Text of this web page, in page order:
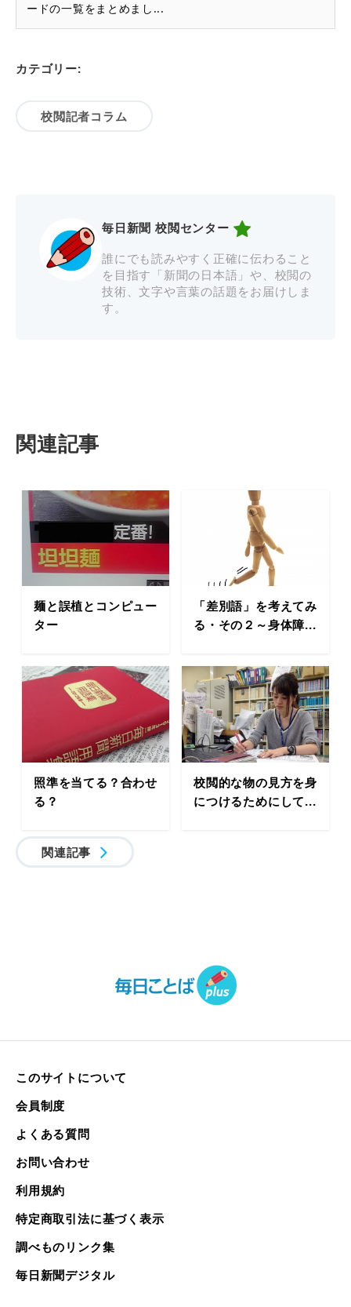
ードの一覧をまとめまし...
カテゴリー:
校閲記者コラム
毎日新聞 校閲センター
誰にでも読みやすく正確に伝わること
を目指す「新聞の日本語」や、校閲の
技術、文字や言葉の話題をお届けしま
す。
関連記事
麺と誤植とコンピュー
ター
「差別語」を考えてみ
る・その２～身体障...
照準を当てる？合わせ
る？
校閲的な物の見方を身
につけるためにして...
関連記事
このサイトについて
会員制度
よくある質問
お問い合わせ
利用規約
特定商取引法に基づく表示
調べものリンク集
毎日新聞デジタル